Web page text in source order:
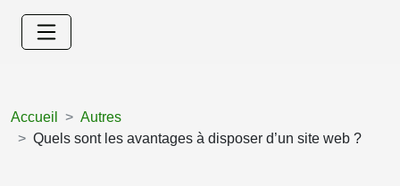
Accueil
Autres
Quels sont les avantages à disposer d’un site web ?